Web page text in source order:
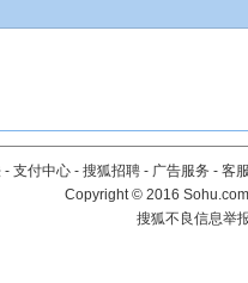
- 支付中心 - 搜狐招聘 - 广告服务 - 客
Copyright©2016
搜狐不良信息举